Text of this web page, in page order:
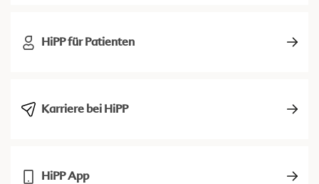
HiPP für Patienten
Karriere bei HiPP
HiPP App